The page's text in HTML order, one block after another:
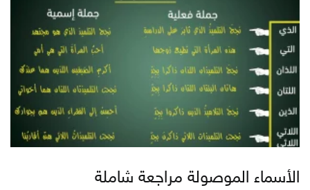
الأسماء الموصولة مراجعة شاملة